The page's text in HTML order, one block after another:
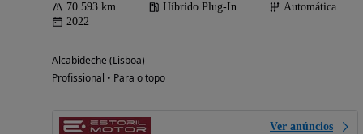
70 593 km Híbrido Plug-In
Automática
2022
Alcabideche (Lisboa)
Profissional • Para o topo
Ver anúncios